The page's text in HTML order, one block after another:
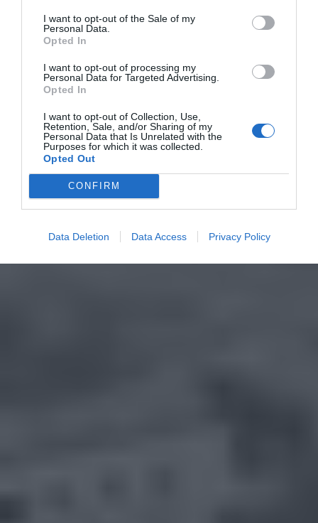
I want to opt-out of the Sale of my
Personal Data.
Opted In
I want to opt-out of processing my
Personal Data for Targeted Advertising.
Opted In
I want to opt-out of Collection, Use,
Retention, Sale, and/or Sharing of my
Personal Data that Is Unrelated with the
Purposes for which it was collected.
Opted Out
CONFIRM
Data Deletion Data Access Privacy Policy